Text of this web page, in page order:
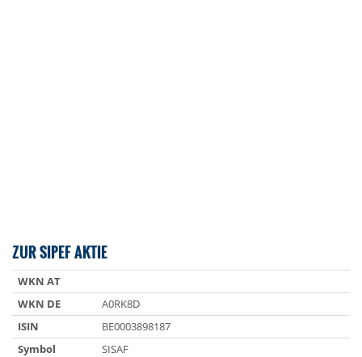
ZUR SIPEF AKTIE
WKN AT
WKN DE
A0RK8D
ISIN
BE0003898187
Symbol
SISAF